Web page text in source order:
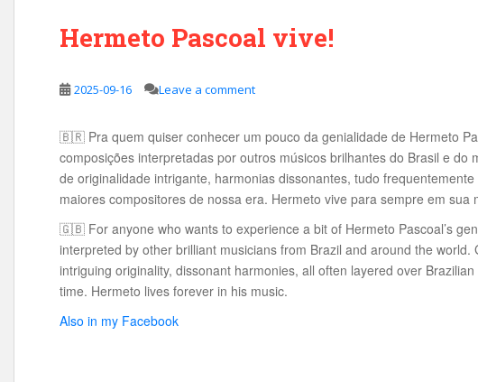
Hermeto Pascoal vive!
2025-09-16 Leave a comment
🇧🇷 Pra quem quiser conhecer um pouco da genialidade de Hermeto
composições interpretadas por outros músicos brilhantes do Brasil e
de originalidade intrigante, harmonias dissonantes, tudo
maiores compositores de nossa era. Hermeto vive para sempre em sua
🇬🇧 For anyone who wants to experience a bit of Hermeto Pascoal’s
interpreted by other brilliant musicians from Brazil and around the
intriguing originality, dissonant harmonies, all often layered over
time. Hermeto lives forever in his music.
Also in my Facebook